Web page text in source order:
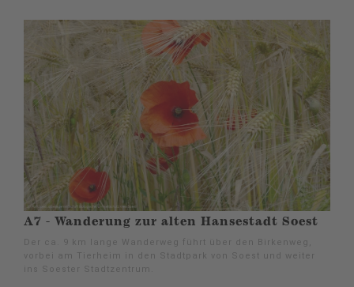
A7 - Wanderung zur alten Hansestadt Soest
Der ca. 9 km lange Wanderweg führt über den Birkenweg,
vorbei am Tierheim in den Stadtpark von Soest und weiter
ins Soester Stadtzentrum.